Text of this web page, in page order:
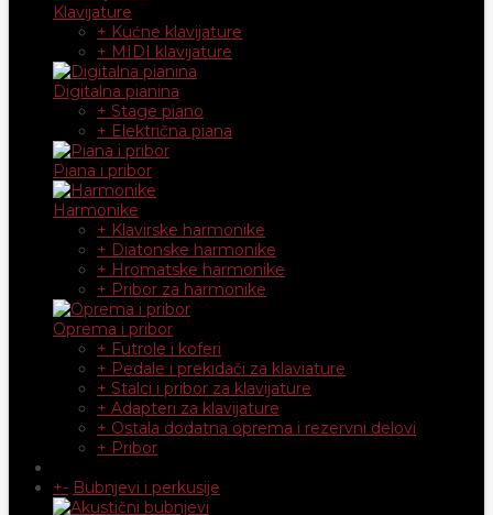
Klavijature
+ Kućne klavijature
+ MIDI klavijature
Digitalna pianina
+ Stage piano
+ Električna piana
Piana i pribor
Harmonike
+ Klavirske harmonike
+ Diatonske harmonike
+ Hromatske harmonike
+ Pribor za harmonike
Oprema i pribor
+ Futrole i koferi
+ Pedale i prekidači za klaviature
+ Stalci i pribor za klavijature
+ Adapteri za klavijature
+ Ostala dodatna oprema i rezervni delovi
+ Pribor
+- Bubnjevi i perkusije